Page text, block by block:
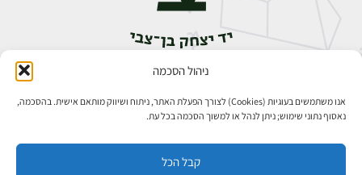
ניהול הסכמה
אנו משתמשים בעוגיות (Cookies) לצורך הפעלת האתר, ניתוח ושיווק מותאם אישית. בהסכמה,
נאסוף נתוני שימוש; ניתן לנהל או למשוך הסכמה בכל עת.
קבל הכל
אבן גבירול 14, רחביה, ירושלים